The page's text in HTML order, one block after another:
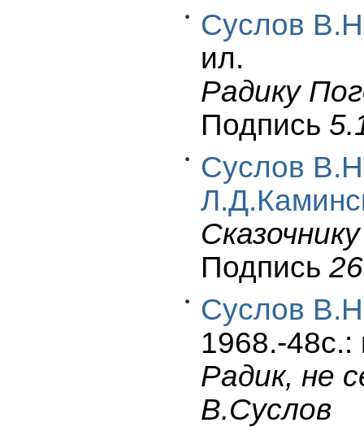
Суслов
ил.
Радику
Подпись
Суслов
Подпись
Суслов
1968.-48c.:
Радик, не
В.Суслов